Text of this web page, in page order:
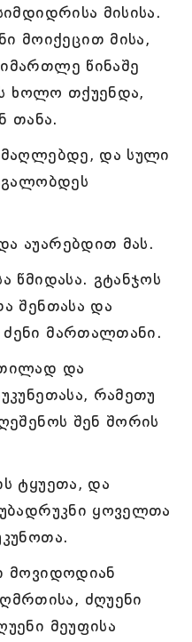
მისისა.
მოიქეცით მისა,
წინაშე
ხოლო თქუენდა,
თანა.
და სული
აუარებდით მას.
წმიდასა. გტანჯოს
შენთასა და
მართალთანი.
და
რამეთუ
შენ შორის
ტყუეთა, და
ყოველთა
მოვიდოდიან
ძღუენი
მეუფისა